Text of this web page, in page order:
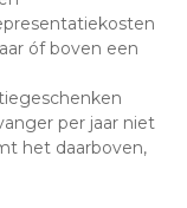
óf boven een
per jaar niet
het daarboven,